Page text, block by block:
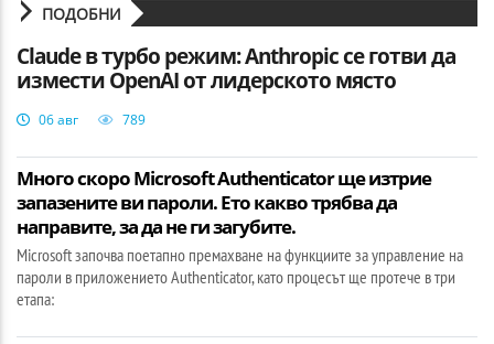
ПОДОБНИ
Claude в турбо режим: Anthropic се готви да
измести OpenAI от лидерското място
06 авг 789
Много скоро Microsoft Authenticator ще изтрие
запазените ви пароли. Ето какво трябва да
направите, за да не ги загубите.
Microsoft започва поетапно премахване на функциите за управление на
пароли в приложението Authenticator, като процесът ще протече в три
етапа: